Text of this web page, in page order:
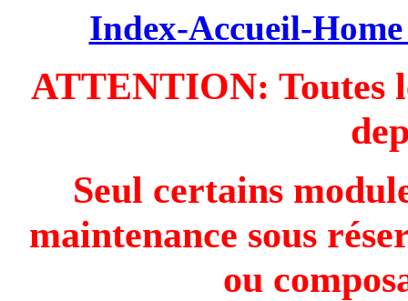
Index-Accueil-
ATTENTION: Toutes
Seul certains
maintenance sous
ou